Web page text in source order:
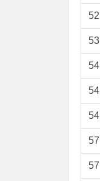
52
53
54
54
54
57
57